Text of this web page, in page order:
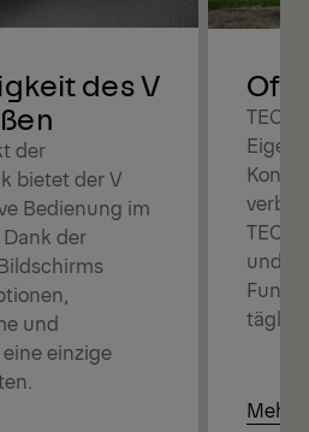
des V
der
bietet der V
Bedienung im
der
und
einzige
TEC
TEC-
und je
Mehr